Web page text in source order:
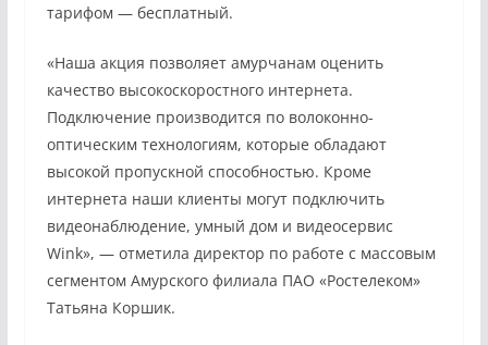
тарифом — бесплатный.
«Наша акция позволяет амурчанам оценить
качество высокоскоростного интернета.
Подключение производится по волоконно-
оптическим технологиям, которые обладают
высокой пропускной способностью. Кроме
интернета наши клиенты могут подключить
видеонаблюдение, умный дом и видеосервис
Wink», — отметила директор по работе с массовым
сегментом Амурского филиала ПАО «Ростелеком»
Татьяна Коршик.